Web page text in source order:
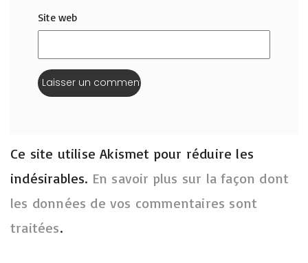
Site web
Ce site utilise Akismet pour réduire les
indésirables. En savoir plus sur la façon dont
les données de vos commentaires sont
traitées.